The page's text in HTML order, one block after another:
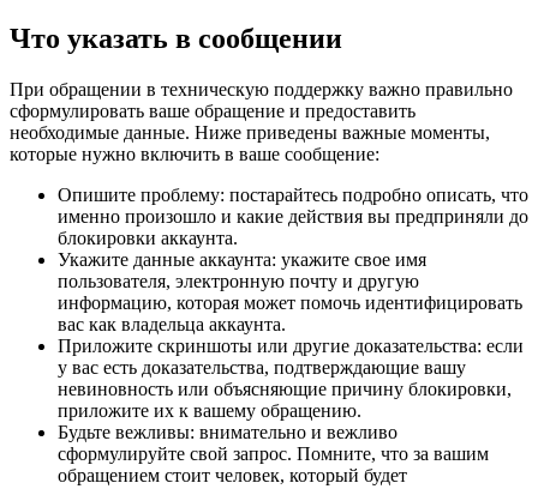
Что указать в сообщении
При обращении в техническую поддержку важно правильно
сформулировать ваше обращение и предоставить
необходимые данные. Ниже приведены важные моменты,
которые нужно включить в ваше сообщение:
Опишите проблему: постарайтесь подробно описать, что
именно произошло и какие действия вы предприняли до
блокировки аккаунта.
Укажите данные аккаунта: укажите свое имя
пользователя, электронную почту и другую
информацию, которая может помочь идентифицировать
вас как владельца аккаунта.
Приложите скриншоты или другие доказательства: если
у вас есть доказательства, подтверждающие вашу
невиновность или объясняющие причину блокировки,
приложите их к вашему обращению.
Будьте вежливы: внимательно и вежливо
сформулируйте свой запрос. Помните, что за вашим
обращением стоит человек, который будет